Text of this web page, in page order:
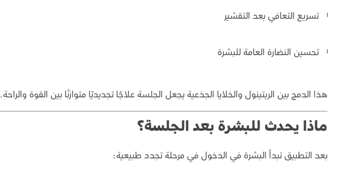
تسريع التعافي بعد التقشير
تحسين النضارة العامة للبشرة
هذا الدمج بين الريتينول والخلايا الجذعية يجعل الجلسة علاجًا تجديديًا متوازنًا بين القوة والراحة.
ماذا يحدث للبشرة بعد الجلسة؟
بعد التطبيق تبدأ البشرة في الدخول في مرحلة تجدد طبيعية: